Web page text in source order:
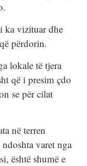
ka vizituar dhe
përdorin.
lokale të tjera
që i presim çdo
se për cilat
në terren
varet nga
është shumë e